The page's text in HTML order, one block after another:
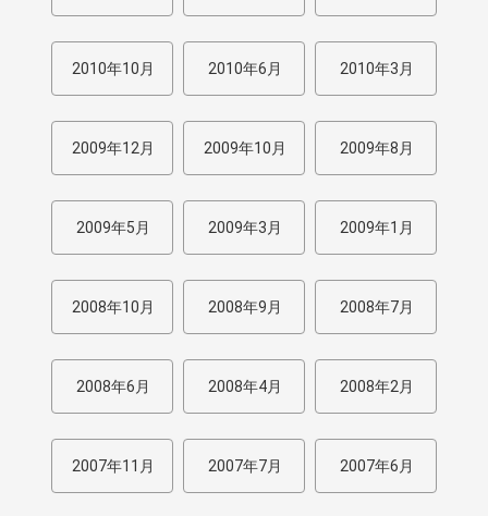
2010年10月 2010年6月 2010年3月
2009年12月 2009年10月 2009年8月
2009年5月 2009年3月 2009年1月
2008年10月 2008年9月 2008年7月
2008年6月 2008年4月 2008年2月
2007年11月 2007年7月 2007年6月